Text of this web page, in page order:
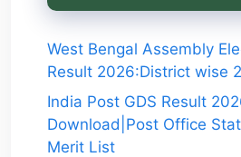
West Bengal Assembly
Result 2026:District wise
India Post GDS Result
Download|Post Office
Merit List